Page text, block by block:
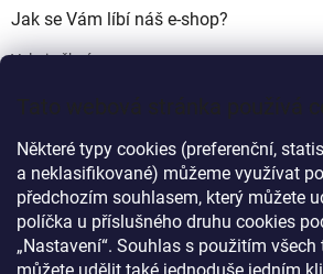
Tato webová stránka používá
Některé typy cookies (preferenční,
a neklasifikované) můžeme využívat
předchozím souhlasem, který můžete
políčka u příslušného druhu cookies
„Nastavení“. Souhlas s použitím
Jak se Vám líbí náš e-shop?
Velmi pěkný
Ujde to
Nelíbí se mi
Počet hlasů:340